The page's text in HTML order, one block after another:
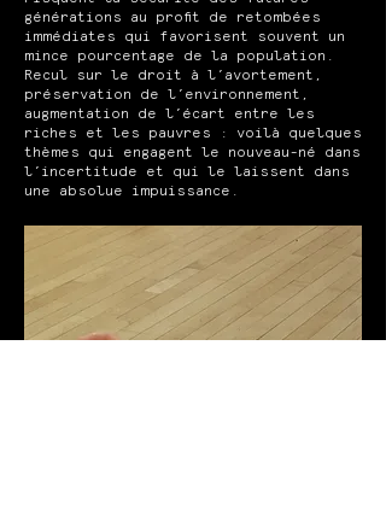
générations au profit de retombées
immédiates qui favorisent souvent un
mince pourcentage de la population.
Recul sur le droit à l’avortement,
préservation de l’environnement,
augmentation de l’écart entre les
riches et les pauvres : voilà quelques
thèmes qui engagent le nouveau-né dans
l’incertitude et qui le laissent dans
une absolue impuissance.